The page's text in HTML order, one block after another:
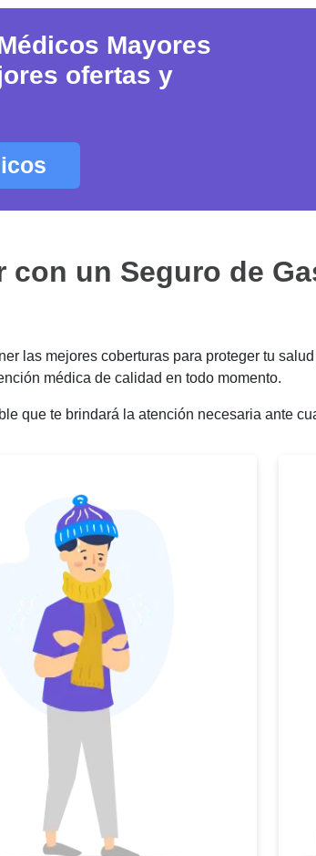
Mayores
ofertas y
con un Seguro de
las mejores coberturas para proteger tu
médica de calidad en todo momento.
que te brindará la atención necesaria ante